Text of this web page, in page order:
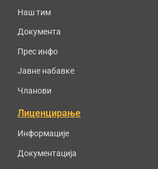
Наш тим
Документа
Прес инфо
Јавне набавке
Чланови
Лиценцирање
Информације
Документација